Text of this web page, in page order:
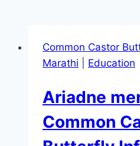
Common Castor
Marathi
Education
Ariadne
Common